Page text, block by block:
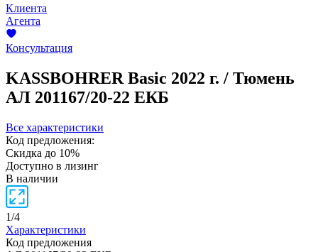
Клиента
Агента
Консультация
KASSBOHRER Basic 2022 г. / Тюмень
АЛ 201167/20-22 ЕКБ
Все характеристики
Код предложения:
Скидка до 10%
Доступно в лизинг
В наличии
1/4
Характеристики
Код предложения